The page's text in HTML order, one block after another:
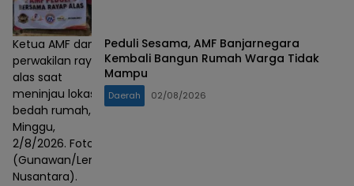
Ketua AMF dan
perwakilan rayap
alas saat
meninjau lokasi
bedah rumah,
Minggu,
2/8/2026. Foto :
(Gunawan/Lensa
Nusantara).
Peduli Sesama, AMF Banjarnegara
Kembali Bangun Rumah Warga Tidak
Mampu
Daerah 02/08/2026